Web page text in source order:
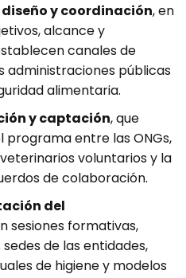
y coordinación, en
alcance y
canales de
administraciones públicas
alimentaria.
y captación, que
programa entre las ONGs,
voluntarios y la
de colaboración.
del
sesiones formativas,
de las entidades,
de higiene y modelos